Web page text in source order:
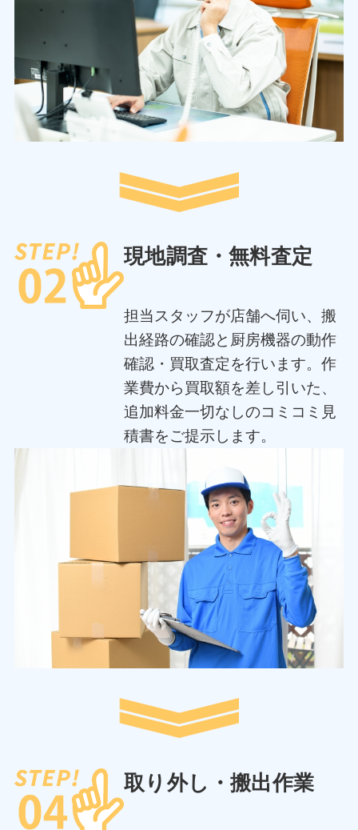
現地調査・無料査定
担当スタッフが店舗へ伺い、搬
出経路の確認と厨房機器の動作
確認・買取査定を行います。作
業費から買取額を差し引いた、
追加料金一切なしのコミコミ見
積書をご提示します。
取り外し・搬出作業